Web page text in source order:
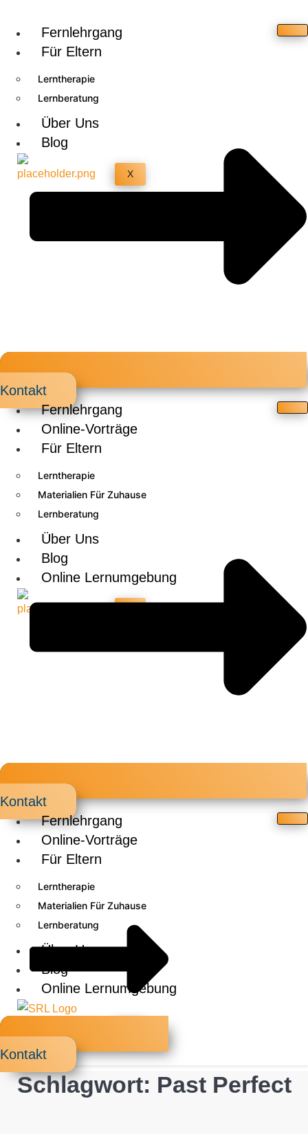
Fernlehrgang
Für Eltern
Lerntherapie
Lernberatung
Über Uns
Blog
X
Kontakt
Fernlehrgang
Online-Vorträge
Für Eltern
Lerntherapie
Materialien Für Zuhause
Lernberatung
Über Uns
Blog
Online Lernumgebung
Kontakt
Fernlehrgang
Online-Vorträge
Für Eltern
Lerntherapie
Materialien Für Zuhause
Lernberatung
Über Uns
Blog
Online Lernumgebung
Kontakt
Schlagwort: Past Perfect